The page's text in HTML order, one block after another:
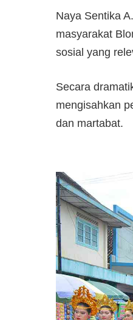
Naya Sentika
masyarakat
sosial yang
Secara
mengisahkan
dan martabat.